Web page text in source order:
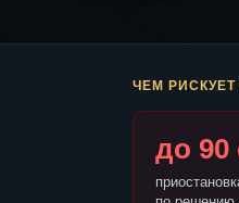
ЧЕМ
до 90